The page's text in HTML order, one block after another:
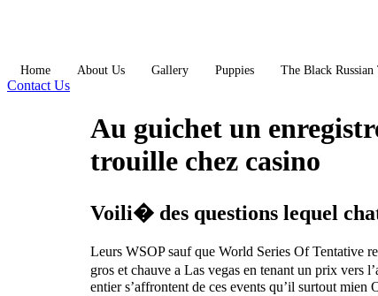
Home About Us Gallery Puppies The Black Russian
Contact Us
Au guichet un
trouille chez casino
Voili� des questions lequel
Leurs WSOP sauf que World Series Of Tentative
gros et chauve a Las vegas en tenant un prix vers
entier s’affrontent de ces events qu’il surtout